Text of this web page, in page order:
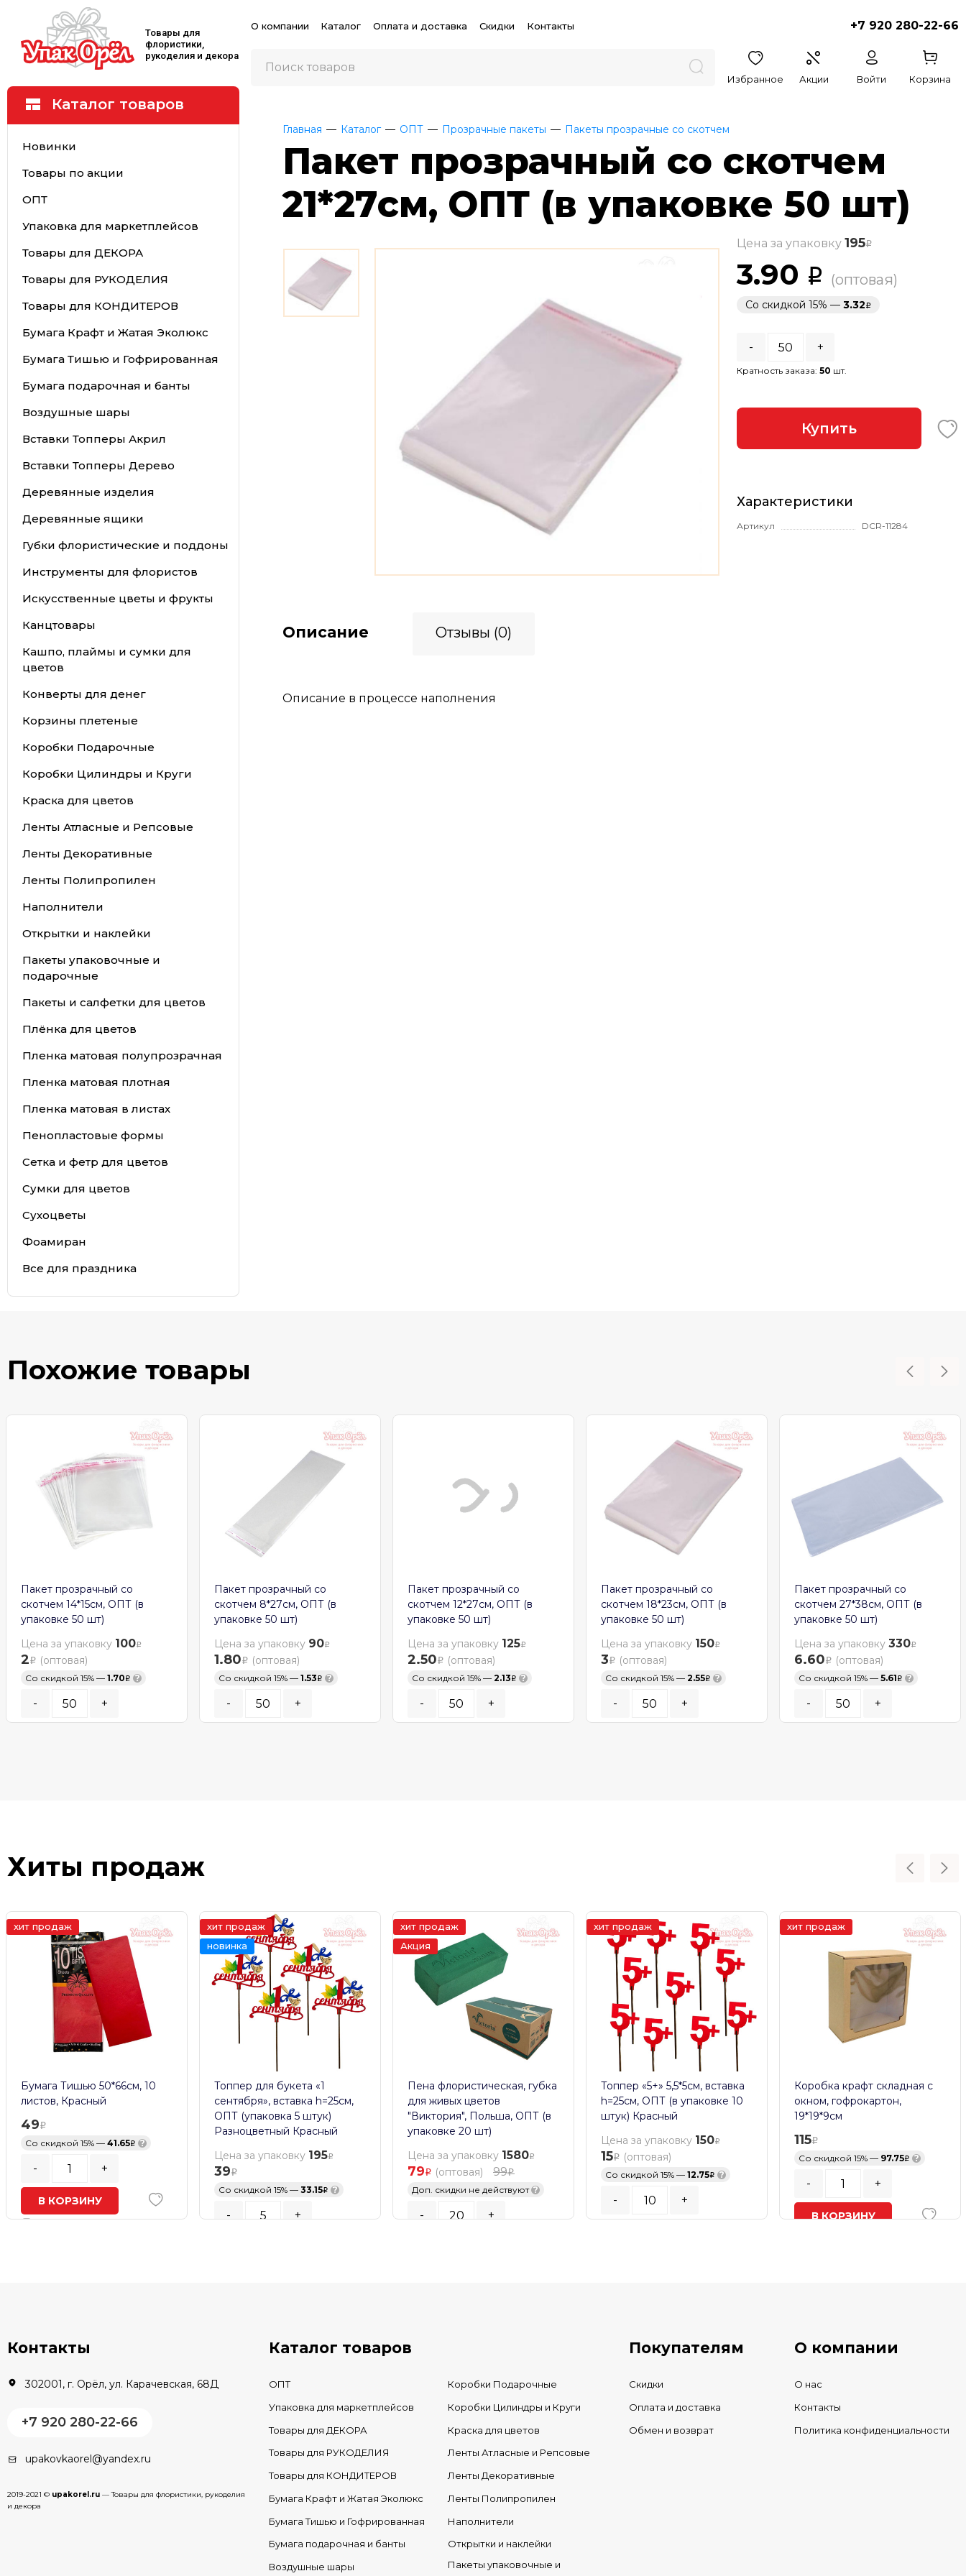
Товары для
флористики,
рукоделия и декора
О компании Каталог Оплата и доставка Скидки Контакты +7 920 280-22-66
Избранное Акции Войти Корзина
Каталог товаров
Новинки
Товары по акции
ОПТ
Упаковка для маркетплейсов
Товары для ДЕКОРА
Товары для РУКОДЕЛИЯ
Товары для КОНДИТЕРОВ
Бумага Крафт и Жатая Эколюкс
Бумага Тишью и Гофрированная
Бумага подарочная и банты
Воздушные шары
Вставки Топперы Акрил
Вставки Топперы Дерево
Деревянные изделия
Деревянные ящики
Губки флористические и поддоны
Инструменты для флористов
Искусственные цветы и фрукты
Канцтовары
Кашпо, плаймы и сумки для
цветов
Конверты для денег
Корзины плетеные
Коробки Подарочные
Коробки Цилиндры и Круги
Краска для цветов
Ленты Атласные и Репсовые
Ленты Декоративные
Ленты Полипропилен
Наполнители
Открытки и наклейки
Пакеты упаковочные и
подарочные
Пакеты и салфетки для цветов
Плёнка для цветов
Пленка матовая полупрозрачная
Пленка матовая плотная
Пленка матовая в листах
Пенопластовые формы
Сетка и фетр для цветов
Сумки для цветов
Сухоцветы
Фоамиран
Все для праздника
Главная Каталог ОПТ Прозрачные пакеты Пакеты прозрачные со скотчем
Пакет прозрачный со скотчем
21*27см, ОПТ (в упаковке 50 шт)
Цена за упаковку 195
3.90 (оптовая)
Со скидкой 15% — 3.32
- +
Кратность заказа: 50 шт.
Купить
Характеристики
Артикул DCR-11284
Описание Отзывы (0)
Описание в процессе наполнения
Похожие товары
Пакет прозрачный со
скотчем 14*15см, ОПТ (в
упаковке 50 шт)
Цена за упаковку 100
2 (оптовая)
Со скидкой 15% — 1.70 ?
- +
Пакет прозрачный со
скотчем 8*27см, ОПТ (в
упаковке 50 шт)
Цена за упаковку 90
1.80 (оптовая)
Со скидкой 15% — 1.53 ?
- +
Пакет прозрачный со
скотчем 12*27см, ОПТ (в
упаковке 50 шт)
Цена за упаковку 125
2.50 (оптовая)
Со скидкой 15% — 2.13 ?
- +
Пакет прозрачный со
скотчем 18*23см, ОПТ (в
упаковке 50 шт)
Цена за упаковку 150
3 (оптовая)
Со скидкой 15% — 2.55 ?
- +
Пакет прозрачный со
скотчем 27*38см, ОПТ (в
упаковке 50 шт)
Цена за упаковку 330
6.60 (оптовая)
Со скидкой 15% — 5.61 ?
- +
Хиты продаж
хит продаж
Бумага Тишью 50*66см, 10
листов, Красный
49
Со скидкой 15% — 41.65 ?
- +
В КОРЗИНУ
хит продаж
новинка
Топпер для букета «1
сентября», вставка h=25см,
ОПТ (упаковка 5 штук)
Разноцветный Красный
Цена за упаковку 195
39
Со скидкой 15% — 33.15 ?
- +
хит продаж
Акция
Пена флористическая, губка
для живых цветов
"Виктория", Польша, ОПТ (в
упаковке 20 шт)
Цена за упаковку 1580
79 (оптовая) 99
Доп. скидки не действуют ?
- +
хит продаж
Топпер «5+» 5,5*5см, вставка
h=25см, ОПТ (в упаковке 10
штук) Красный
Цена за упаковку 150
15 (оптовая)
Со скидкой 15% — 12.75 ?
- +
хит продаж
Коробка крафт складная с
окном, гофрокартон,
19*19*9см
115
Со скидкой 15% — 97.75 ?
- +
В КОРЗИНУ
Контакты
302001, г. Орёл, ул. Карачевская, 68Д
+7 920 280-22-66
upakovkaorel@yandex.ru
2019-2021 © upakorel.ru — Товары для флористики, рукоделия
и декора
Каталог товаров
ОПТ
Упаковка для маркетплейсов
Товары для ДЕКОРА
Товары для РУКОДЕЛИЯ
Товары для КОНДИТЕРОВ
Бумага Крафт и Жатая Эколюкс
Бумага Тишью и Гофрированная
Бумага подарочная и банты
Воздушные шары
Коробки Подарочные
Коробки Цилиндры и Круги
Краска для цветов
Ленты Атласные и Репсовые
Ленты Декоративные
Ленты Полипропилен
Наполнители
Открытки и наклейки
Пакеты упаковочные и
Покупателям
Скидки
Оплата и доставка
Обмен и возврат
О компании
О нас
Контакты
Политика конфиденциальности